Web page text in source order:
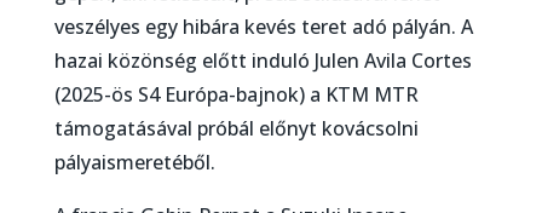
veszélyes egy hibára kevés teret adó pályán. A
hazai közönség előtt induló Julen Avila Cortes
(2025-ös S4 Európa-bajnok) a KTM MTR
támogatásával próbál előnyt kovácsolni
pályaismeretéből.